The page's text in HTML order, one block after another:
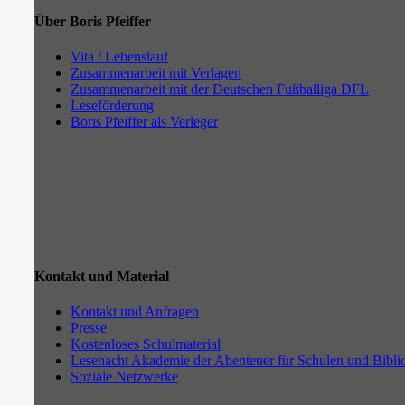
Über Boris Pfeiffer
Vita / Lebenslauf
Zusammenarbeit mit Verlagen
Zusammenarbeit mit der Deutschen Fußballiga DFL
Leseförderung
Boris Pfeiffer als Verleger
Kontakt und Material
Kontakt und Anfragen
Presse
Kostenloses Schulmaterial
Lesenacht Akademie der Abenteuer für Schulen und
Soziale Netzwerke